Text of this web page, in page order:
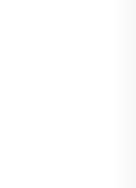
varanda
dois ambientes
com vista livre